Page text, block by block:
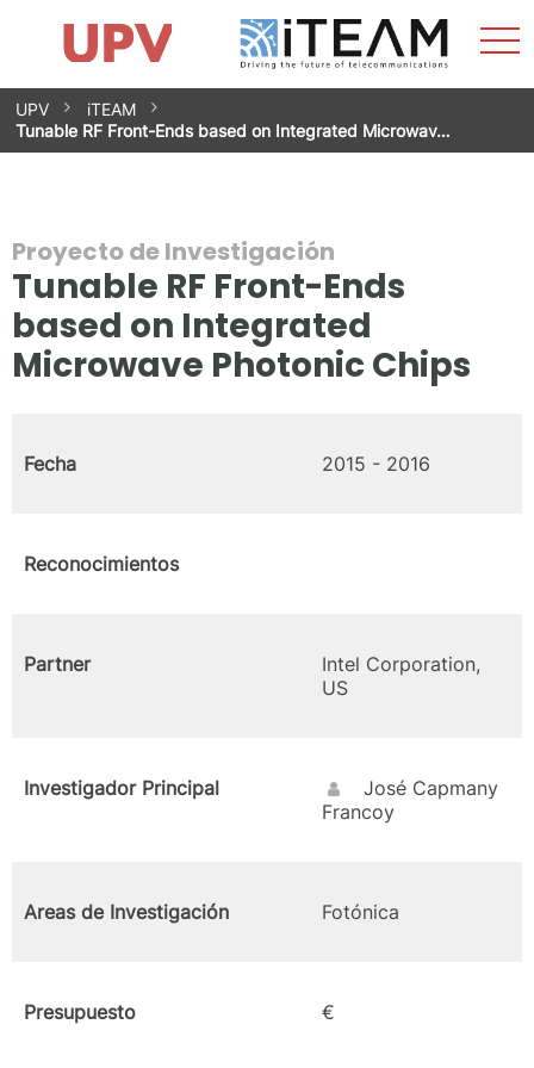
Saltar
contenido
Impacto
Grupos de investigación
Instalaciones
Spin-offs
Contacto
Prácticas
Noticias
Unidad de Igualdad
UPV
iTEAM
Tunable RF Front-Ends based on Integrated Microwav…
Proyecto de Investigación
Tunable RF Front-Ends
based on Integrated
Microwave Photonic Chips
Fecha 2015 - 2016
Reconocimientos
Partner
Intel Corporation,
US
Investigador Principal
José Capmany
Francoy
Areas de Investigación Fotónica
Presupuesto €